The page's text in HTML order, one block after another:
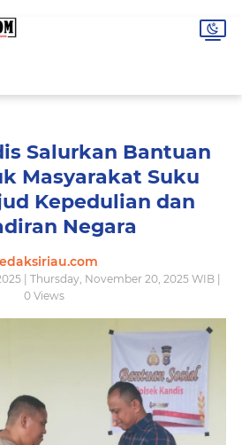
Salurkan Bantuan
Masyarakat Suku
Kepedulian dan
Negara
| Thursday, November 20, 2025 WIB |
0 Views